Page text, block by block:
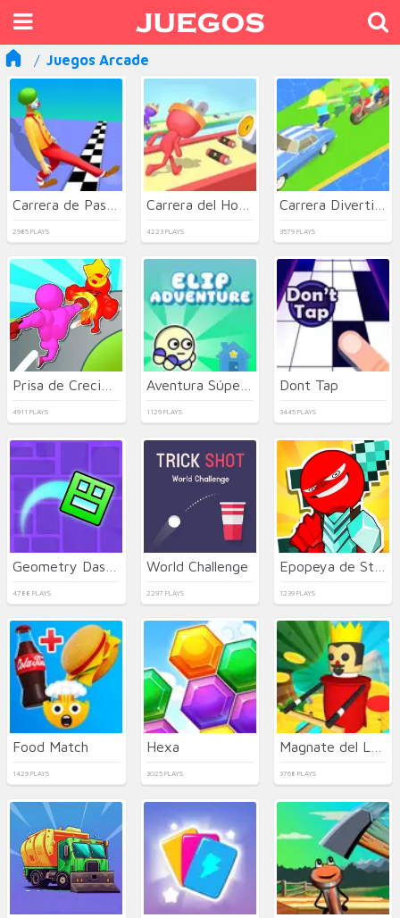
Juegos Arcade
2985 PLAYS 4223 PLAYS 3579 PLAYS
4911 PLAYS 1129 PLAYS
Dont Tap
3445 PLAYS
4788 PLAYS
World Challenge
2297 PLAYS 1239 PLAYS
Food Match
1429 PLAYS
Hexa
3025 PLAYS 3768 PLAYS